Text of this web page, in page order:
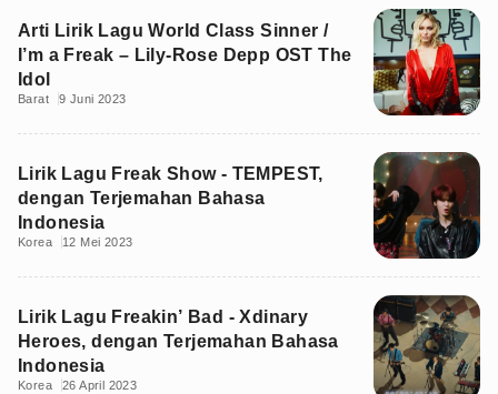
Arti Lirik Lagu World Class Sinner /
I’m a Freak – Lily-Rose Depp OST The
Idol
Barat 9 Juni 2023
Lirik Lagu Freak Show - TEMPEST,
dengan Terjemahan Bahasa
Indonesia
Korea 12 Mei 2023
Lirik Lagu Freakin’ Bad - Xdinary
Heroes, dengan Terjemahan Bahasa
Indonesia
Korea 26 April 2023